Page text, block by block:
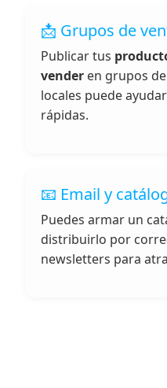
📩 Grupos de
Publicar tus
vender en grupos
locales puede
rápidas.
📧 Email y
Puedes armar un
distribuirlo por
newsletters para